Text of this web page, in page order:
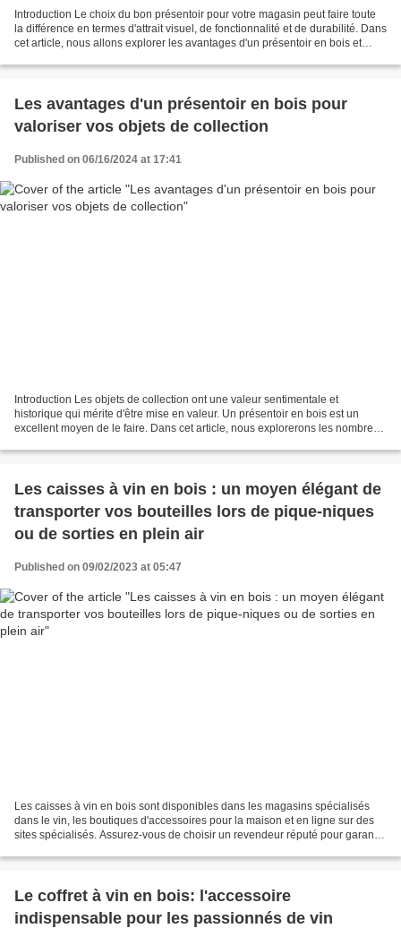
Introduction Le choix du bon présentoir pour votre magasin peut faire toute
la différence en termes d'attrait visuel, de fonctionnalité et de durabilité. Dans
cet article, nous allons explorer les avantages d'un présentoir en bois et
Les avantages d'un présentoir en bois pour
valoriser vos objets de collection
Published on 06/16/2024 at 17:41
Introduction Les objets de collection ont une valeur sentimentale et
historique qui mérite d'être mise en valeur. Un présentoir en bois est un
excellent moyen de le faire. Dans cet article, nous explorerons les nombreux
Les caisses à vin en bois : un moyen élégant de
transporter vos bouteilles lors de pique-niques
ou de sorties en plein air
Published on 09/02/2023 at 05:47
Les caisses à vin en bois sont disponibles dans les magasins spécialisés
dans le vin, les boutiques d'accessoires pour la maison et en ligne sur des
sites spécialisés. Assurez-vous de choisir un revendeur réputé pour garantir
Le coffret à vin en bois: l'accessoire
indispensable pour les passionnés de vin